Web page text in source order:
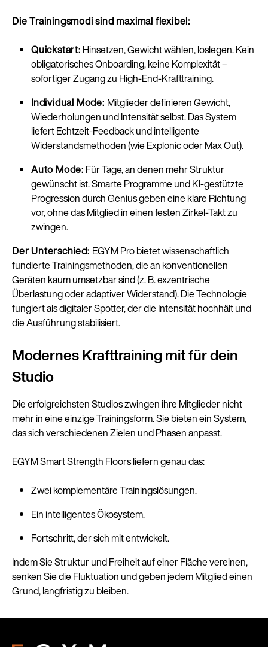
Die Trainingsmodi sind maximal flexibel:
Quickstart: Hinsetzen, Gewicht wählen, loslegen. Kein
obligatorisches Onboarding, keine Komplexität –
sofortiger Zugang zu High-End-Krafttraining.
Individual Mode: Mitglieder definieren Gewicht,
Wiederholungen und Intensität selbst. Das System
liefert Echtzeit-Feedback und intelligente
Widerstandsmethoden (wie Explonic oder Max Out).
Auto Mode: Für Tage, an denen mehr Struktur
gewünscht ist. Smarte Programme und KI-gestützte
Progression durch Genius geben eine klare Richtung
vor, ohne das Mitglied in einen festen Zirkel-Takt zu
zwingen.
Der Unterschied: EGYM Pro bietet wissenschaftlich
fundierte Trainingsmethoden, die an konventionellen
Geräten kaum umsetzbar sind (z. B. exzentrische
Überlastung oder adaptiver Widerstand). Die Technologie
fungiert als digitaler Spotter, der die Intensität hochhält und
die Ausführung stabilisiert.
Modernes Krafttraining mit für dein
Studio
Die erfolgreichsten Studios zwingen ihre Mitglieder nicht
mehr in eine einzige Trainingsform. Sie bieten ein System,
das sich verschiedenen Zielen und Phasen anpasst.
EGYM Smart Strength Floors liefern genau das:
Zwei komplementäre Trainingslösungen.
Ein intelligentes Ökosystem.
Fortschritt, der sich mit entwickelt.
Indem Sie Struktur und Freiheit auf einer Fläche vereinen,
senken Sie die Fluktuation und geben jedem Mitglied einen
Grund, langfristig zu bleiben.